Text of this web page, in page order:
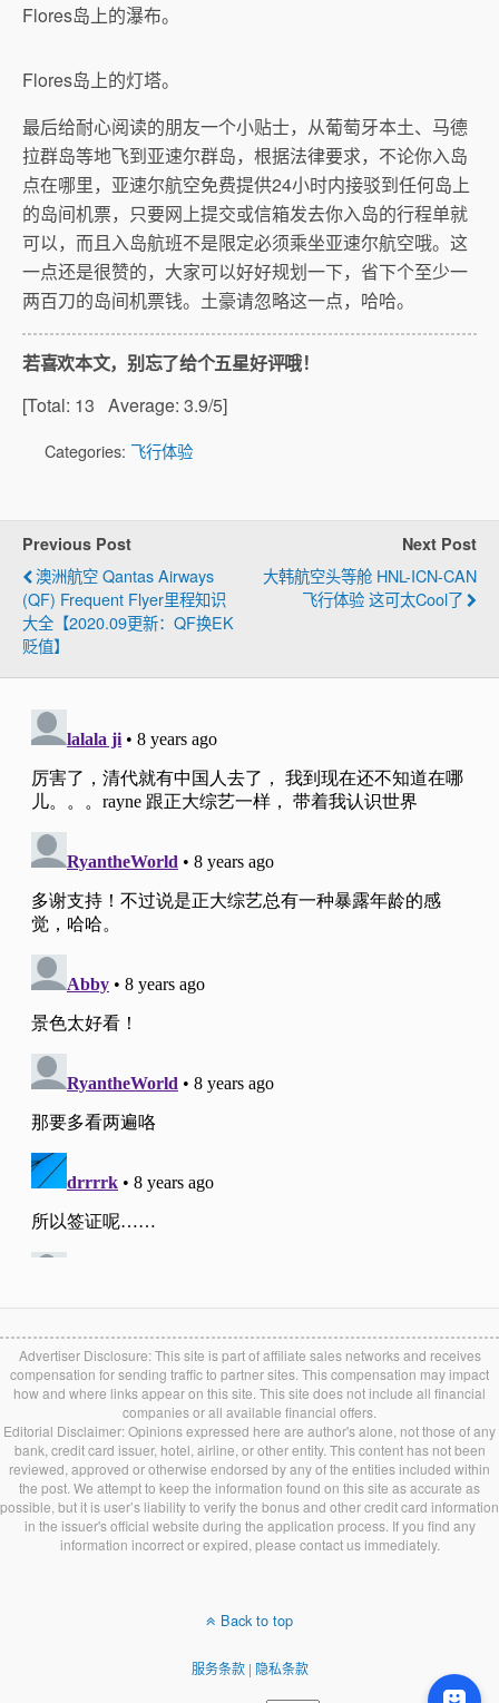
Flores岛上的瀑布。
Flores岛上的灯塔。
最后给耐心阅读的朋友一个小贴士，从葡萄牙本土、马德
拉群岛等地飞到亚速尔群岛，根据法律要求，不论你入岛
点在哪里，亚速尔航空免费提供24小时内接驳到任何岛上
的岛间机票，只要网上提交或信箱发去你入岛的行程单就
可以，而且入岛航班不是限定必须乘坐亚速尔航空哦。这
一点还是很赞的，大家可以好好规划一下，省下个至少一
两百刀的岛间机票钱。土豪请忽略这一点，哈哈。
若喜欢本文，别忘了给个五星好评哦！
[Total: 13 Average: 3.9/5]
Categories: 飞行体验
Previous Post
澳洲航空 Qantas Airways
(QF) Frequent Flyer里程知识
大全【2020.09更新：QF换EK
贬值】
Next Post
大韩航空头等舱 HNL-ICN-CAN
飞行体验 这可太Cool了
Advertiser Disclosure: This site is part of affiliate sales networks and receives
compensation for sending traffic to partner sites. This compensation may impact
how and where links appear on this site. This site does not include all financial
companies or all available financial offers.
Editorial Disclaimer: Opinions expressed here are author's alone, not those of any
bank, credit card issuer, hotel, airline, or other entity. This content has not been
reviewed, approved or otherwise endorsed by any of the entities included within
the post. We attempt to keep the information found on this site as accurate as
possible, but it is user’s liability to verify the bonus and other credit card information
in the issuer's official website during the application process. If you find any
information incorrect or expired, please contact us immediately.
Back to top
服务条款| 隐私条款